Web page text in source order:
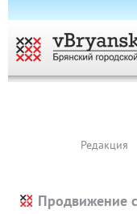
Редакция
Продвижение